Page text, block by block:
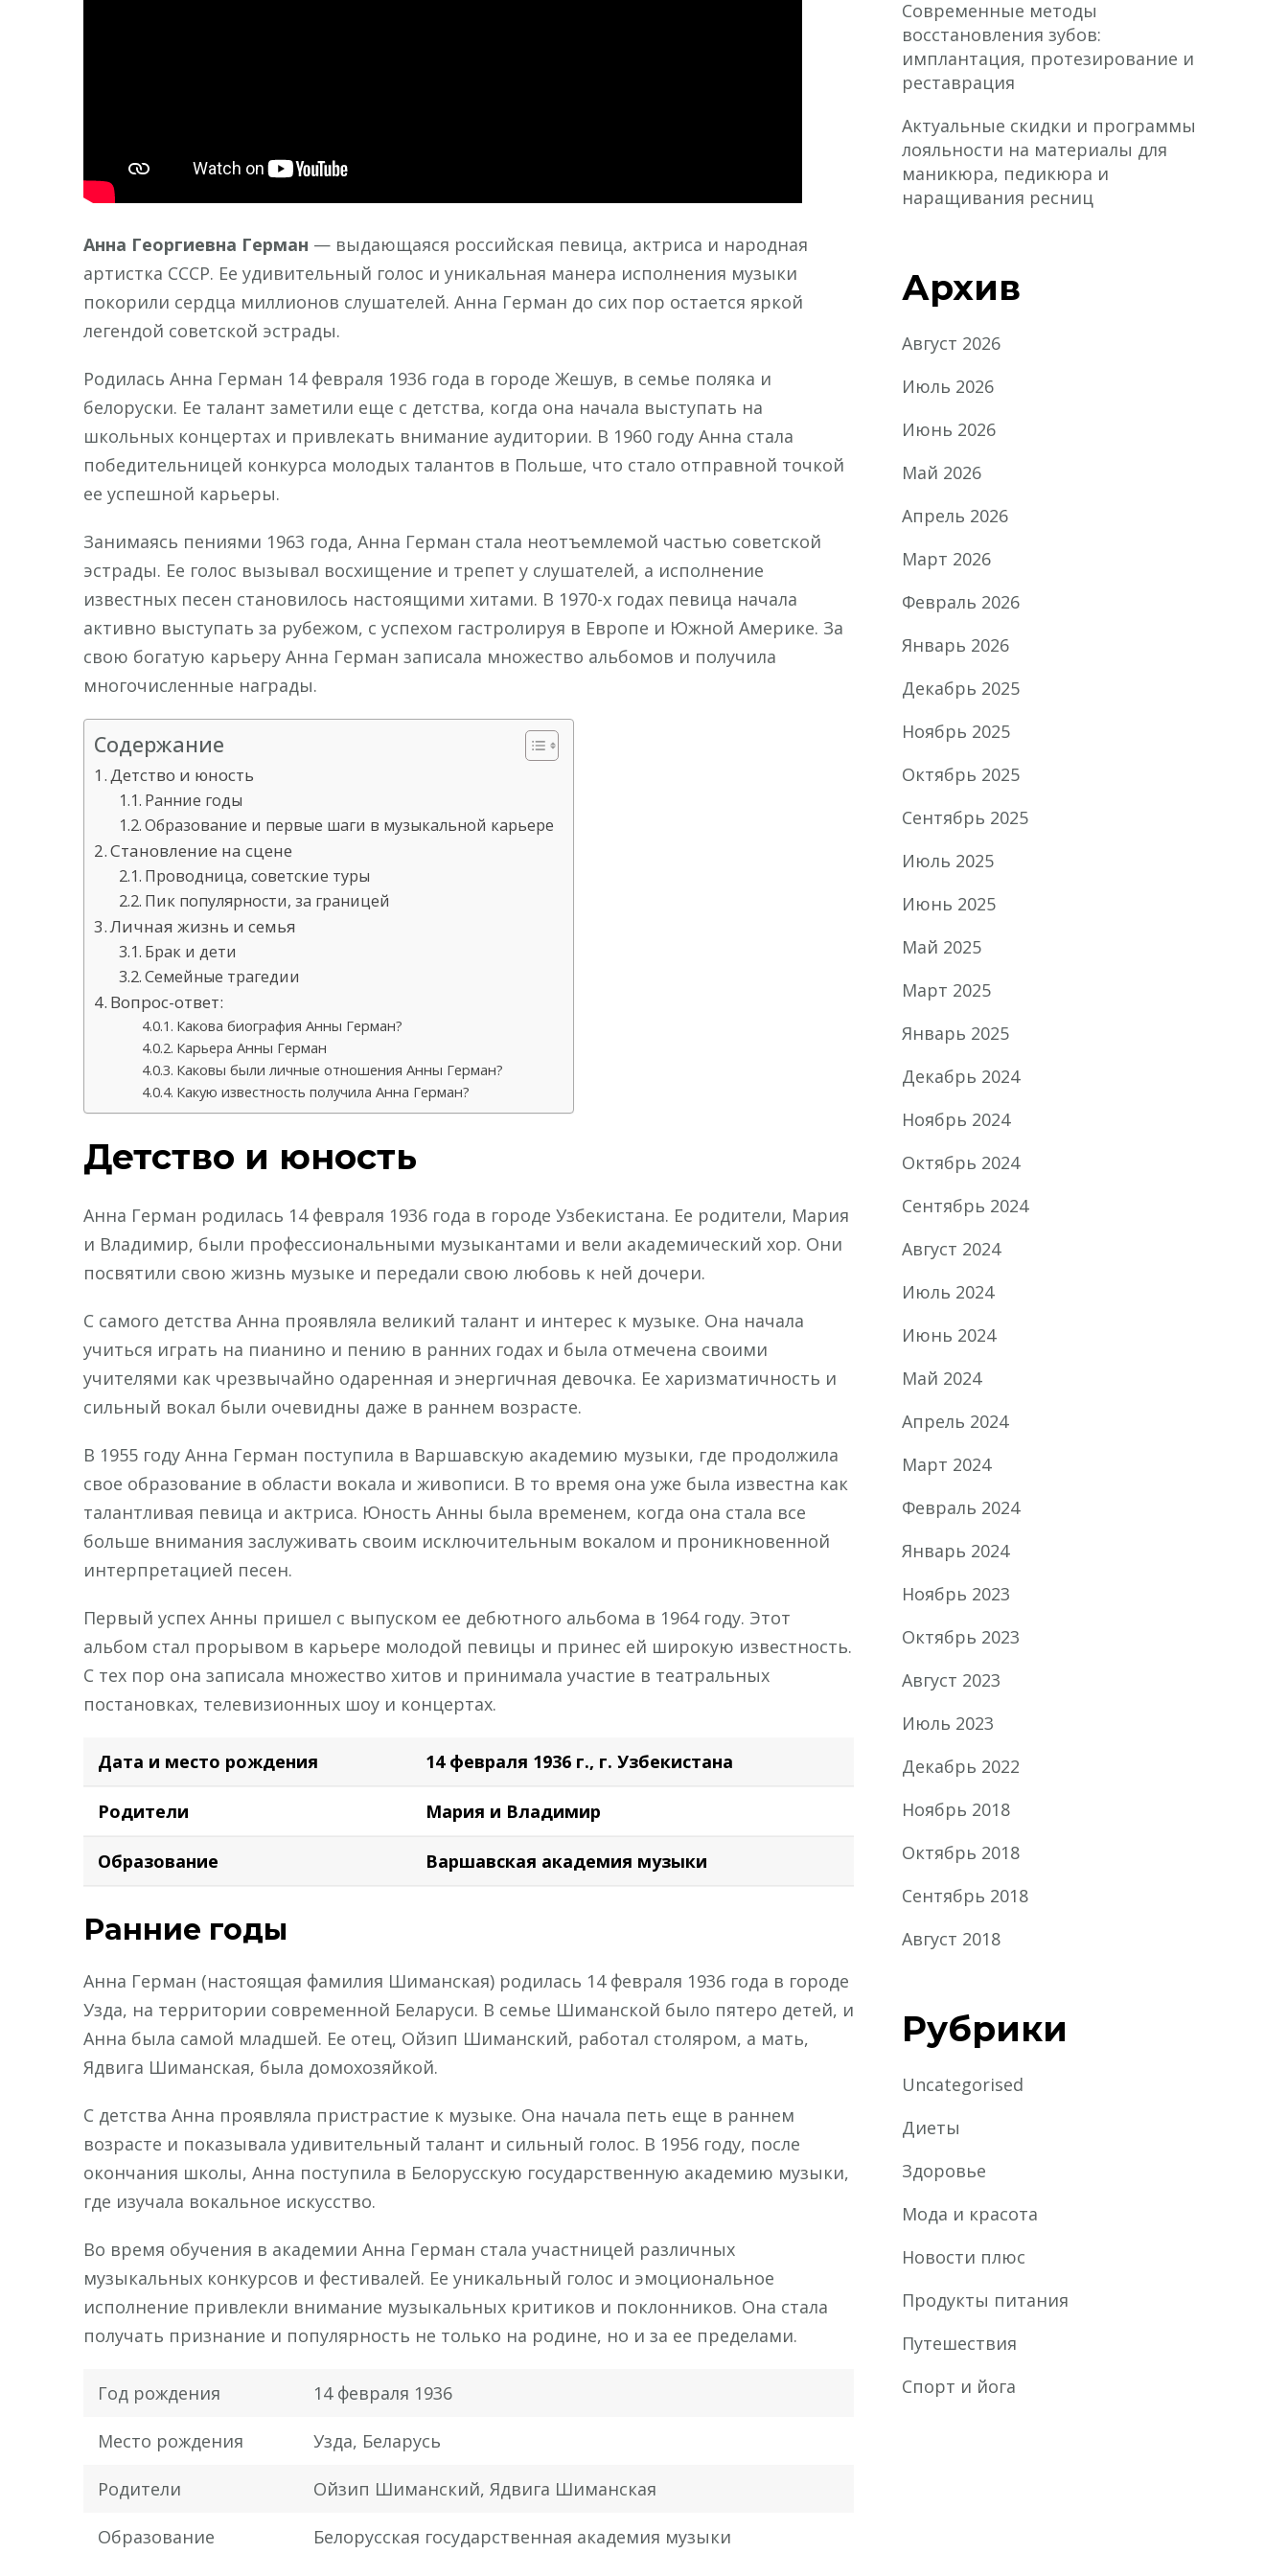
Анна Георгиевна Герман — выдающаяся российская певица, актриса и народная
артистка СССР. Ее удивительный голос и уникальная манера исполнения музыки
покорили сердца миллионов слушателей. Анна Герман до сих пор остается яркой
легендой советской эстрады.
Родилась Анна Герман 14 февраля 1936 года в городе Жешув, в семье поляка и
белоруски. Ее талант заметили еще с детства, когда она начала выступать на
школьных концертах и привлекать внимание аудитории. В 1960 году Анна стала
победительницей конкурса молодых талантов в Польше, что стало отправной точкой
ее успешной карьеры.
Занимаясь пениями 1963 года, Анна Герман стала неотъемлемой частью советской
эстрады. Ее голос вызывал восхищение и трепет у слушателей, а исполнение
известных песен становилось настоящими хитами. В 1970-х годах певица начала
активно выступать за рубежом, с успехом гастролируя в Европе и Южной Америке. За
свою богатую карьеру Анна Герман записала множество альбомов и получила
многочисленные награды.
Содержание
Детство и юность
Ранние годы
Образование и первые шаги в музыкальной карьере
Становление на сцене
Проводница, советские туры
Пик популярности, за границей
Личная жизнь и семья
Брак и дети
Семейные трагедии
Вопрос-ответ:
Какова биография Анны Герман?
Карьера Анны Герман
Каковы были личные отношения Анны Герман?
Какую известность получила Анна Герман?
Детство и юность
Анна Герман родилась 14 февраля 1936 года в городе Узбекистана. Ее родители, Мария
и Владимир, были профессиональными музыкантами и вели академический хор. Они
посвятили свою жизнь музыке и передали свою любовь к ней дочери.
С самого детства Анна проявляла великий талант и интерес к музыке. Она начала
учиться играть на пианино и пению в ранних годах и была отмечена своими
учителями как чрезвычайно одаренная и энергичная девочка. Ее харизматичность и
сильный вокал были очевидны даже в раннем возрасте.
В 1955 году Анна Герман поступила в Варшавскую академию музыки, где продолжила
свое образование в области вокала и живописи. В то время она уже была известна как
талантливая певица и актриса. Юность Анны была временем, когда она стала все
больше внимания заслуживать своим исключительным вокалом и проникновенной
интерпретацией песен.
Первый успех Анны пришел с выпуском ее дебютного альбома в 1964 году. Этот
альбом стал прорывом в карьере молодой певицы и принес ей широкую известность.
С тех пор она записала множество хитов и принимала участие в театральных
постановках, телевизионных шоу и концертах.
Дата и место рождения 14 февраля 1936 г., г. Узбекистана
Родители Мария и Владимир
Образование Варшавская академия музыки
Ранние годы
Анна Герман (настоящая фамилия Шиманская) родилась 14 февраля 1936 года в городе
Узда, на территории современной Беларуси. В семье Шиманской было пятеро детей, и
Анна была самой младшей. Ее отец, Ойзип Шиманский, работал столяром, а мать,
Ядвига Шиманская, была домохозяйкой.
С детства Анна проявляла пристрастие к музыке. Она начала петь еще в раннем
возрасте и показывала удивительный талант и сильный голос. В 1956 году, после
окончания школы, Анна поступила в Белорусскую государственную академию музыки,
где изучала вокальное искусство.
Во время обучения в академии Анна Герман стала участницей различных
музыкальных конкурсов и фестивалей. Ее уникальный голос и эмоциональное
исполнение привлекли внимание музыкальных критиков и поклонников. Она стала
получать признание и популярность не только на родине, но и за ее пределами.
Год рождения 14 февраля 1936
Место рождения Узда, Беларусь
Родители Ойзип Шиманский, Ядвига Шиманская
Образование Белорусская государственная академия музыки
Современные методы
восстановления зубов:
имплантация, протезирование и
реставрация
Актуальные скидки и программы
лояльности на материалы для
маникюра, педикюра и
наращивания ресниц
Архив
Август 2026
Июль 2026
Июнь 2026
Май 2026
Апрель 2026
Март 2026
Февраль 2026
Январь 2026
Декабрь 2025
Ноябрь 2025
Октябрь 2025
Сентябрь 2025
Июль 2025
Июнь 2025
Май 2025
Март 2025
Январь 2025
Декабрь 2024
Ноябрь 2024
Октябрь 2024
Сентябрь 2024
Август 2024
Июль 2024
Июнь 2024
Май 2024
Апрель 2024
Март 2024
Февраль 2024
Январь 2024
Ноябрь 2023
Октябрь 2023
Август 2023
Июль 2023
Декабрь 2022
Ноябрь 2018
Октябрь 2018
Сентябрь 2018
Август 2018
Рубрики
Uncategorised
Диеты
Здоровье
Мода и красота
Новости плюс
Продукты питания
Путешествия
Спорт и йога